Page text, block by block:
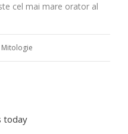
cel mai mare orator al
Mitologie
today